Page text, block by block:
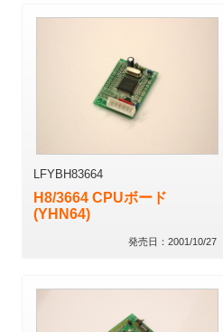
LFYBH83664
H8/3664 CPUボード
(YHN64)
発売日：2001/10/27